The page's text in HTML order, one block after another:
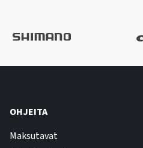
OHJEITA
Maksutavat